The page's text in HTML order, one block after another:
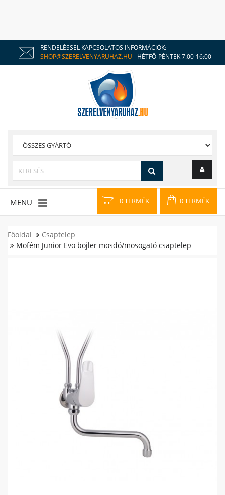
RENDELÉSSEL KAPCSOLATOS INFORMÁCIÓK:
SHOP@SZERELVENYARUHAZ.HU - HÉTFŐ-PÉNTEK 7:00-16:00
0 TERMÉK 0 TERMÉK
MENÜ
Főoldal
Csaptelep
Mofém Junior Evo bojler mosdó/mosogató csaptelep